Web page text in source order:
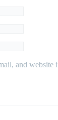
and